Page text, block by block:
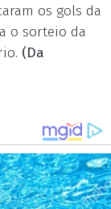
os gols da
o sorteio da
(Da